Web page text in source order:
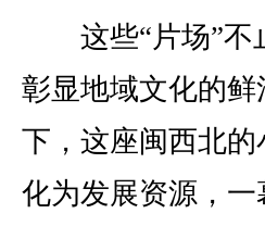
这些“片场”不
彰显地域文化的
下，这座闽西北
化为发展资源，